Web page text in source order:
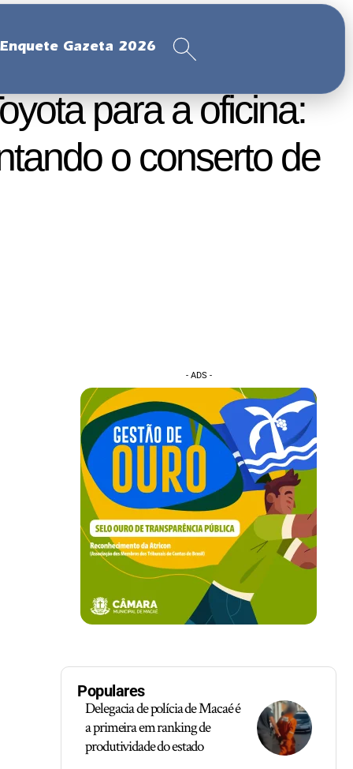
Enquete Gazeta 2026
para a oficina:
o conserto de
- ADS -
Populares
Delegacia de polícia de Macaé é
a primeira em ranking de
produtividade do estado